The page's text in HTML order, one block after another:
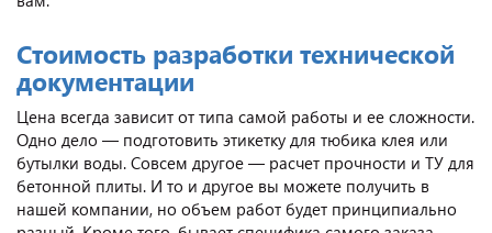
Стоимость разработки технической
документации
Цена всегда зависит от типа самой работы и ее сложности.
Одно дело — подготовить этикетку для тюбика клея или
бутылки воды. Совсем другое — расчет прочности и ТУ для
бетонной плиты. И то и другое вы можете получить в
нашей компании, но объем работ будет принципиально